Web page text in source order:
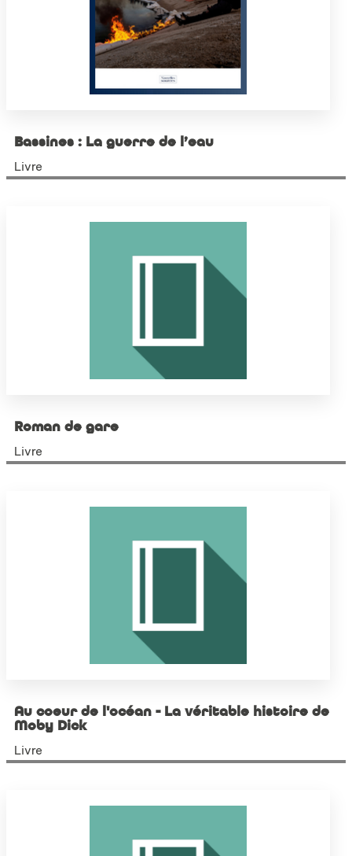
Bassines : La guerre de l’eau
Livre
Roman de gare
Livre
Au coeur de l'océan - La véritable histoire de
Moby Dick
Livre